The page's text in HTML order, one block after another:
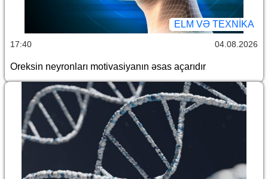
ELM VƏ TEXNIKA
17:40 04.08.2026
Oreksin neyronları motivasiyanın əsas açarıdır